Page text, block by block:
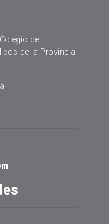
de
de la Provincia